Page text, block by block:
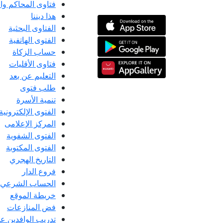
فتاوى المحاكم
هذا ديننا
الفتاوى البحثية
الفتوى الهاتفية
حساب الزكاة
فتاوى الأقليات
التعليم عن بعد
طلب فتوى
تنمية الأسرة
الفتوى الإلكترونية
المركز الإعلامى
الفتوى الشفوية
الفتوى المكتوبة
التاريخ الهجري
فروع الدار
الحساب الشرعي
خريطة الموقع
فض المنازعات
تدريب الوافدين